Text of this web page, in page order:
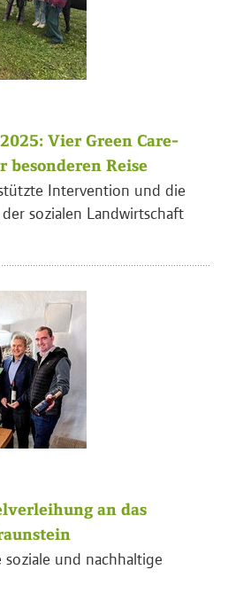
Vier Green Care-
besonderen Reise
Intervention und die
sozialen Landwirtschaft
an das
und nachhaltige